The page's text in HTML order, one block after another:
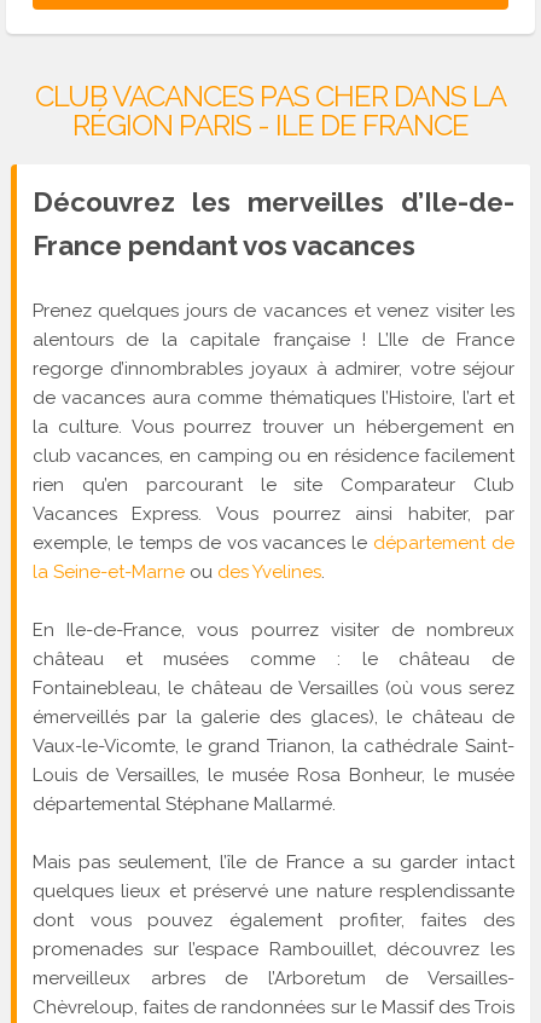
CLUB VACANCES PAS CHER DANS LA
RÉGION PARIS - ILE DE FRANCE
Découvrez les merveilles d’Ile-de-
France pendant vos vacances
Prenez quelques jours de vacances et venez visiter les
alentours de la capitale française ! L’Ile de France
regorge d’innombrables joyaux à admirer, votre séjour
de vacances aura comme thématiques l’Histoire, l’art et
la culture. Vous pourrez trouver un hébergement en
club vacances, en camping ou en résidence facilement
rien qu’en parcourant le site Comparateur Club
Vacances Express. Vous pourrez ainsi habiter, par
exemple, le temps de vos vacances le département de
la Seine-et-Marneou des Yvelines.
En Ile-de-France, vous pourrez visiter de nombreux
château et musées comme : le château de
Fontainebleau, le château de Versailles (où vous serez
émerveillés par la galerie des glaces), le château de
Vaux-le-Vicomte, le grand Trianon, la cathédrale Saint-
Louis de Versailles, le musée Rosa Bonheur, le musée
départemental Stéphane Mallarmé.
Mais pas seulement, l’île de France a su garder intact
quelques lieux et préservé une nature resplendissante
dont vous pouvez également profiter, faites des
promenades sur l’espace Rambouillet, découvrez les
merveilleux arbres de l’Arboretum de Versailles-
Chèvreloup, faites de randonnées sur le Massif des Trois